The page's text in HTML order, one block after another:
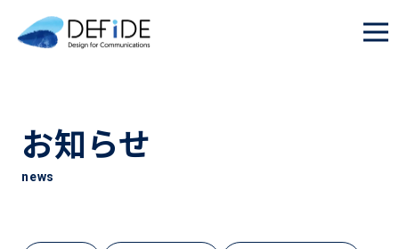
お知らせ
news